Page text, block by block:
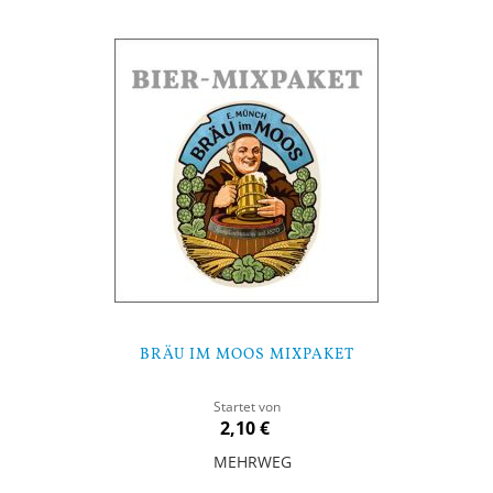
BRÄU IM MOOS MIXPAKET
Startet von
2,10 €
MEHRWEG